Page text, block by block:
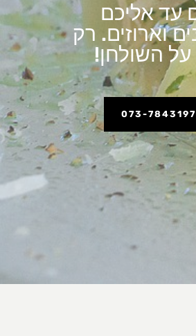
עד אליכם
וארוזים. רק
על השולחן!